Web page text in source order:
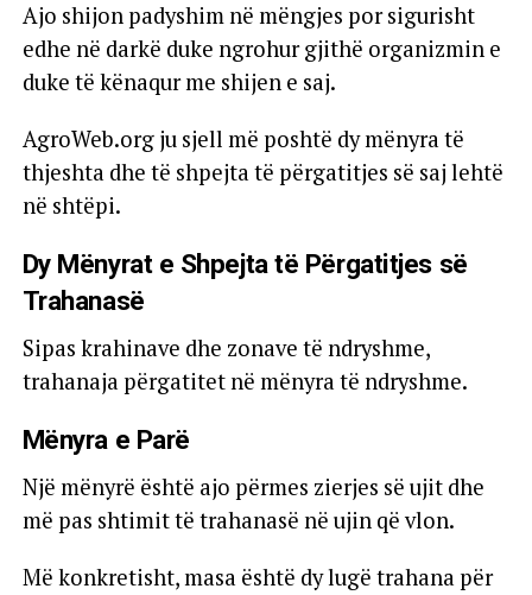
Ajo shijon padyshim në mëngjes por sigurisht
edhe në darkë duke ngrohur gjithë organizmin e
duke të kënaqur me shijen e saj.
AgroWeb.org ju sjell më poshtë dy mënyra të
thjeshta dhe të shpejta të përgatitjes së saj lehtë
në shtëpi.
Dy Mënyrat e Shpejta të Përgatitjes së
Trahanasë
Sipas krahinave dhe zonave të ndryshme,
trahanaja përgatitet në mënyra të ndryshme.
Mënyra e Parë
Një mënyrë është ajo përmes zierjes së ujit dhe
më pas shtimit të trahanasë në ujin që vlon.
Më konkretisht, masa është dy lugë trahana për